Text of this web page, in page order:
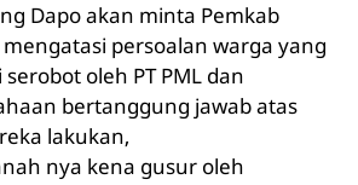
Dapo akan minta Pemkab
persoalan warga yang
oleh PT PML dan
bertanggung jawab atas
lakukan,
nya kena gusur oleh